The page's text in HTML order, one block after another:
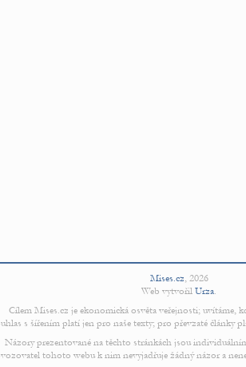
Mises.cz, 2026
Web vytvořil Urza.
Cílem Mises.cz je ekonomická osvěta veřejnosti; uvítáme,
s šířením platí jen pro naše texty; pro převzaté články
Názory prezentované na těchto stránkách jsou
tohoto webu k nim nevyjadřuje žádný názor a